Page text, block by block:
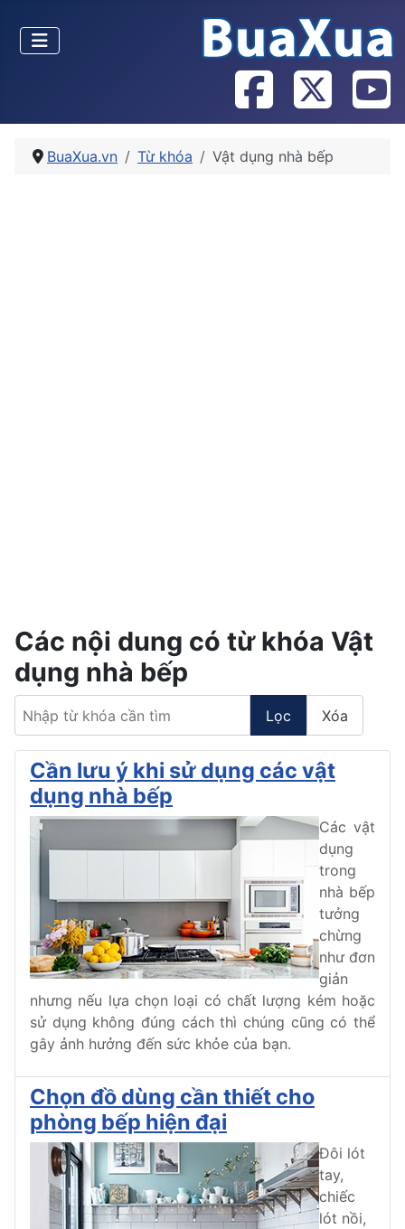
BuaXua.vn Từ khóa Vật dụng nhà bếp
Các nội dung có từ khóa Vật
dụng nhà bếp
Nhập từ khóa cần tìm
Lọc Xóa
Cần lưu ý khi sử dụng các vật
dụng nhà bếp
Các vật
dụng
trong
nhà bếp
tưởng
chừng
như đơn
giản
nhưng nếu lựa chọn loại có chất lượng kém hoặc
sử dụng không đúng cách thì chúng cũng có thể
gây ảnh hưởng đến sức khỏe của bạn.
Chọn đồ dùng cần thiết cho
phòng bếp hiện đại
Đôi lót
tay,
chiếc
lót nồi,